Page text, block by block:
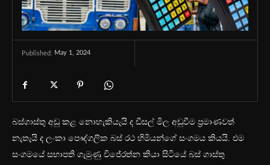
Published: May 1, 2024
බස්ගාස්තු අඩු කළ නොහැකියැයි ද ඩීසල් මිල අඩුවීම ප්‍රමාණවත්
නැතැයි ද ලංකා පෞද්ගලික බස් රථ හිමියන්ගේ සංගමය කියයි. එම
සංගමයේ සභාපති ගැමුණු විජේරත්න කියා සිටියේ බස් ගාස්තු